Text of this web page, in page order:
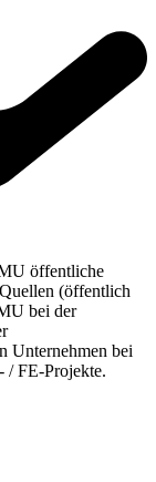
öffentliche
(öffentlich
bei der
Unternehmen bei
/ FE-Projekte.